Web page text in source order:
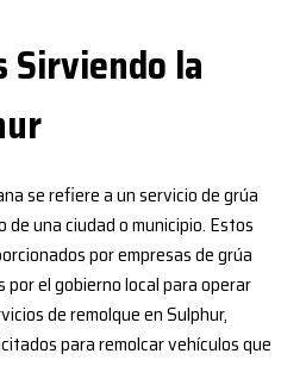
Sirviendo la
se refiere a un servicio de grúa
una ciudad o municipio. Estos
por empresas de grúa
el gobierno local para operar
de remolque en Sulphur,
para remolcar vehículos que